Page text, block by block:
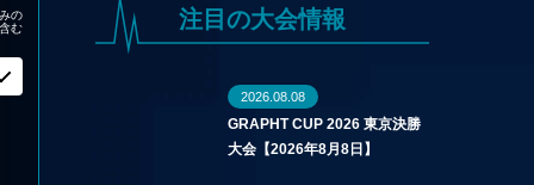
の
む
注目の大会情報
2026.08.08
GRAPHT CUP 2026 東京決勝
大会【2026年8月8日】